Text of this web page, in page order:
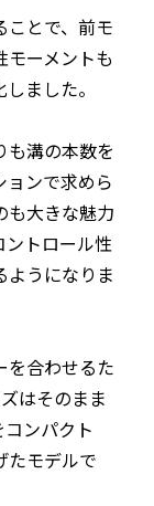
ことで、前モ
ーメントも
ました。
も溝の本数を
ンで求めら
も大きな魅力
ントロール性
ようになりま
を合わせるた
はそのまま
ンパクト
たモデルで